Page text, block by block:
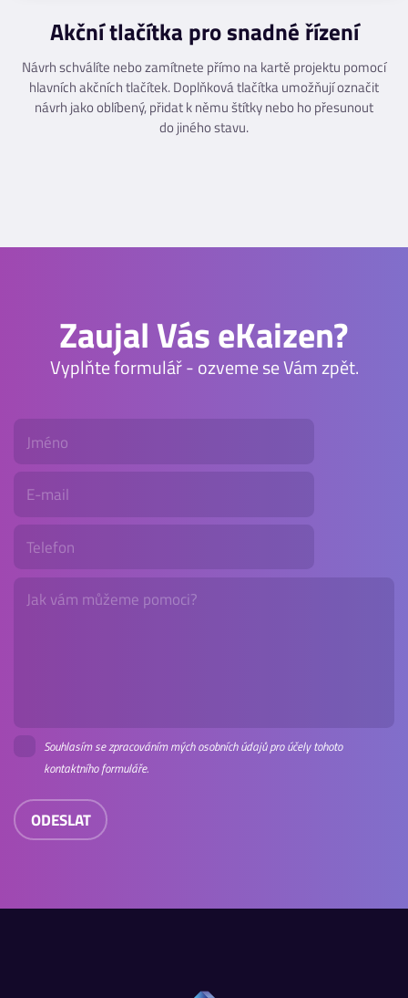
Akční tlačítka pro snadné řízení
Návrh schválíte nebo zamítnete přímo na kartě projektu pomocí
hlavních akčních tlačítek. Doplňková tlačítka umožňují označit
návrh jako oblíbený, přidat k němu štítky nebo ho přesunout
do jiného stavu.
Zaujal Vás eKaizen?
Vyplňte formulář - ozveme se Vám zpět.
Souhlasím se zpracováním mých osobních údajů pro účely tohoto
kontaktního formuláře.